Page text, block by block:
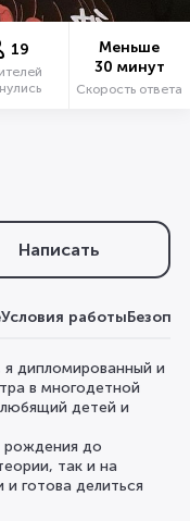
19
Меньше
30 минут
Скорость ответа
Написать
Условия работы
дипломированный и
в многодетной
детей и
рождения до
так и на
готова делиться